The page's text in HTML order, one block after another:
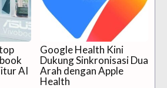
AI
Google Health Kini
Dukung Sinkronisasi Dua
Arah dengan Apple
Health